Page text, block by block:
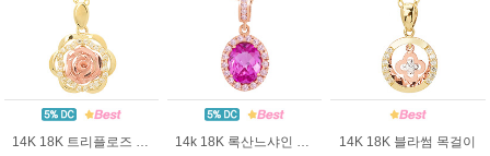
14K 18K 트리플로즈 목걸이 14k 18K 록산느샤인 목걸이 (핑크) 14K 18K 블라썸 목걸이